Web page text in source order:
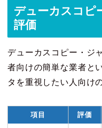
デューカスコピ
評価
デューカスコピー・ジ
者向けの簡単な業者と
タを重視したい人向け
項目 評価